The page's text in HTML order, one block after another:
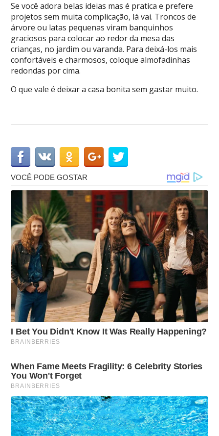
Se você adora belas ideias mas é pratica e prefere
projetos sem muita complicação, lá vai. Troncos de
árvore ou latas pequenas viram banquinhos
graciosos para colocar ao redor da mesa das
crianças, no jardim ou varanda. Para deixá-los mais
confortáveis e charmosos, coloque almofadinhas
redondas por cima.
O que vale é deixar a casa bonita sem gastar muito.